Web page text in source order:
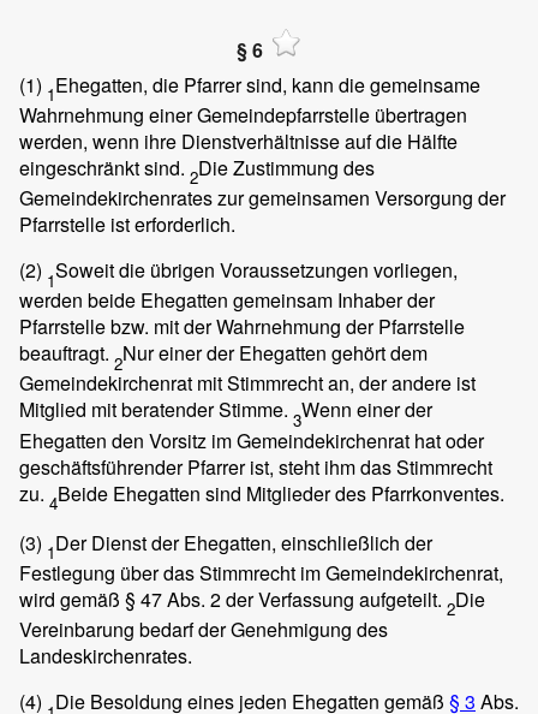
§ 6
(1) 1Ehegatten, die Pfarrer sind, kann die gemeinsame
Wahrnehmung einer Gemeindepfarrstelle übertragen
werden, wenn ihre Dienstverhältnisse auf die Hälfte
eingeschränkt sind. 2Die Zustimmung des
Gemeindekirchenrates zur gemeinsamen Versorgung der
Pfarrstelle ist erforderlich.
(2) 1Soweit die übrigen Voraussetzungen vorliegen,
werden beide Ehegatten gemeinsam Inhaber der
Pfarrstelle bzw. mit der Wahrnehmung der Pfarrstelle
beauftragt. 2Nur einer der Ehegatten gehört dem
Gemeindekirchenrat mit Stimmrecht an, der andere ist
Mitglied mit beratender Stimme. 3Wenn einer der
Ehegatten den Vorsitz im Gemeindekirchenrat hat oder
geschäftsführender Pfarrer ist, steht ihm das Stimmrecht
zu. 4Beide Ehegatten sind Mitglieder des Pfarrkonventes.
(3) 1Der Dienst der Ehegatten, einschließlich der
Festlegung über das Stimmrecht im Gemeindekirchenrat,
wird gemäß § 47 Abs. 2 der Verfassung aufgeteilt. 2Die
Vereinbarung bedarf der Genehmigung des
Landeskirchenrates.
(4) Die Besoldung eines jeden Ehegatten gemäß § 3 Abs.